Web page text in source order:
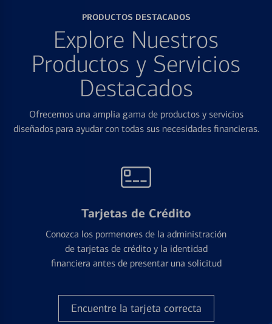
PRODUCTOS DESTACADOS
Explore Nuestros
Productos y Servicios
Destacados
Ofrecemos una amplia gama de productos y servicios
diseñados para ayudar con todas sus necesidades financieras.
Tarjetas de Crédito
Conozca los pormenores de la administración
de tarjetas de crédito y la identidad
financiera antes de presentar una solicitud
Encuentre la tarjeta correcta